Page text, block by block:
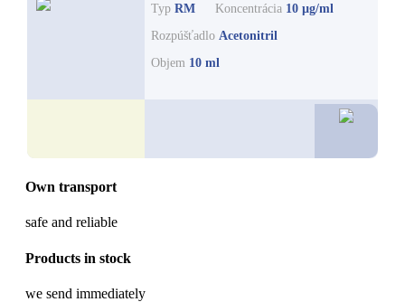
Typ RM Koncentrácia 10 µg/ml
Rozpúšťadlo Acetonitril
Objem 10 ml
Own transport
safe and reliable
Products in stock
we send immediately